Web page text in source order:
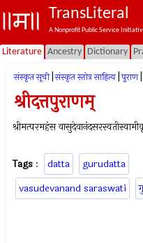
TransLiteral
A Nonprofit Public Service
Literature Ancestry Dictionary
संस्कृत सूची संस्कृत स्तोत्र साहित्य पुराण
श्रीदत्तपुराणम्
श्रीमत्परमहंस
Tags : datta
gurudatta
vasudevanand saraswati